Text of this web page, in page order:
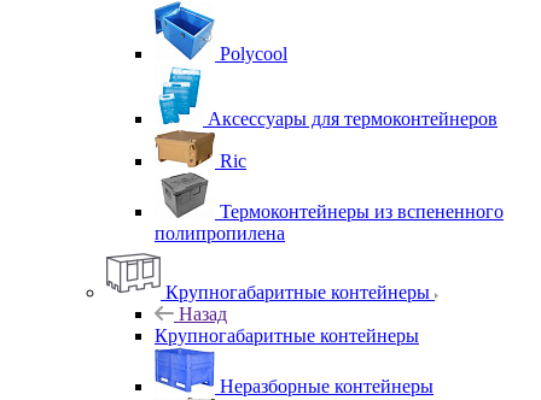
Polycool
Аксессуары для термоконтейнеров
Ric
Термоконтейнеры из вспененного
полипропилена
Крупногабаритные контейнеры
Назад
Крупногабаритные контейнеры
Неразборные контейнеры